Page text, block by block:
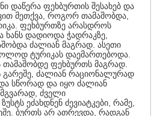
დაწერა ფეხბურთის შესახებ და
მეთქვა, როგორ თამაშობდა,
ფეხბურთზე არასდროს
ხანს დადიოდა ჭადრაკზე,
ძალიან მაგრად. ასეთი
ტურიკას დაემართებოდა.
ფეხბურთს მაგრად.
გარეშე, ძალიან რაციონალურად
სწორად და იყო ძალიან
ძველი
ეძახდნენ ძევიატკები, რამე,
ბურთს არ ათრევდა, რადგან